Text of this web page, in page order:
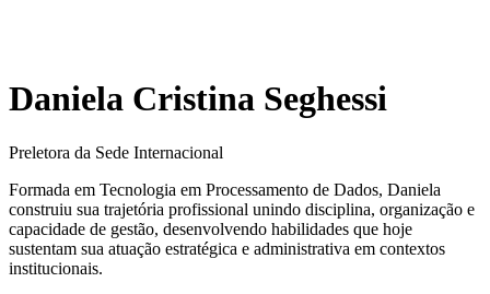
Daniela Cristina Seghessi
Preletora da Sede Internacional
Formada em Tecnologia em Processamento de Dados, Daniela
construiu sua trajetória profissional unindo disciplina, organização e
capacidade de gestão, desenvolvendo habilidades que hoje
sustentam sua atuação estratégica e administrativa em contextos
institucionais.